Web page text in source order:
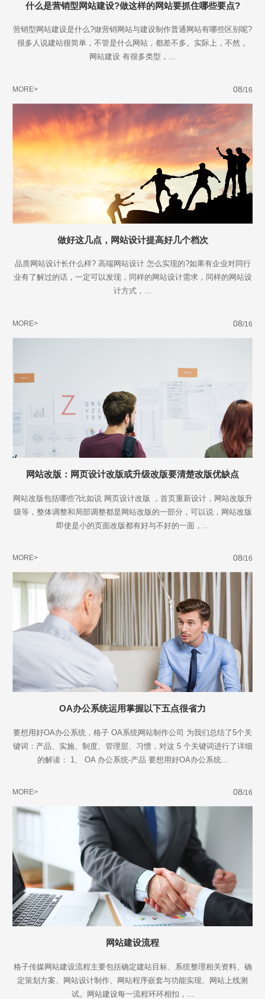
什么是营销型网站建设?做这样的网站要抓住哪些要点?
营销型网站建设是什么?做营销网站与建设制作普通网站有哪些区别呢?
很多人说建站很简单，不管是什么网站，都差不多。实际上，不然，
网站建设 有很多类型，...
MORE> 08/16
做好这几点，网站设计提高好几个档次
品质网站设计长什么样? 高端网站设计 怎么实现的?如果有企业对同行
业有了解过的话，一定可以发现，同样的网站设计需求，同样的网站设
计方式，...
MORE> 08/16
网站改版：网页设计改版或升级改版要清楚改版优缺点
网站改版包括哪些?比如说 网页设计改版 ，首页重新设计，网站改版升
级等，整体调整和局部调整都是网站改版的一部分，可以说，网站改版
即使是小的页面改版都有好与不好的一面，...
MORE> 08/16
OA办公系统运用掌握以下五点很省力
要想用好OA办公系统，格子 OA系统网站制作公司 为我们总结了5个关
键词：产品、实施、制度、管理层、习惯，对这 5 个关键词进行了详细
的解读： 1、 OA 办公系统-产品 要想用好OA办公系统...
MORE> 08/16
网站建设流程
格子传媒网站建设流程主要包括确定建站目标、系统整理相关资料、确
定策划方案、网站设计制作、网站程序嵌套与功能实现、网站上线测
试。网站建设每一流程环环相扣，...